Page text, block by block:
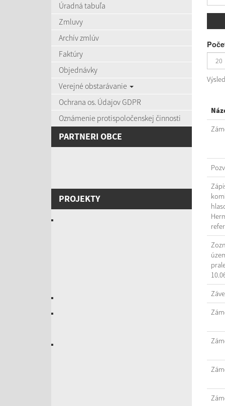
Úradná tabuľa
Zmluvy
Archív zmlúv
Faktúry
Objednávky
Verejné obstarávanie
Ochrana os. Údajov GDPR
Oznámenie protispoločenskej činnosti
PARTNERI OBCE
PROJEKTY